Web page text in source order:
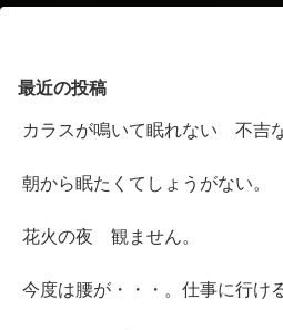
最近の投稿
カラスが鳴いて眠れない 不吉
朝から眠たくてしょうがない。
花火の夜 観ません。
今度は腰が・・・。仕事に行け